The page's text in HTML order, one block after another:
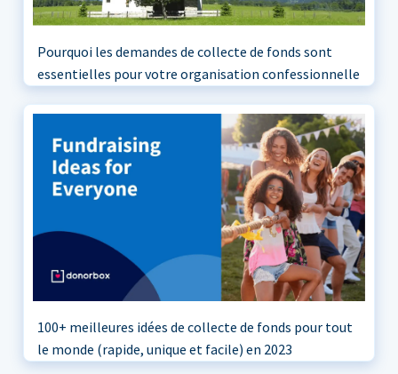
Pourquoi les demandes de collecte de fonds sont
essentielles pour votre organisation confessionnelle
100+ meilleures idées de collecte de fonds pour tout
le monde (rapide, unique et facile) en 2023